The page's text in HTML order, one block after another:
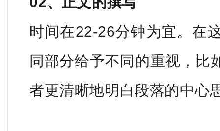
时间在22-26分钟为宜。在
同部分给予不同的重视，比
者更清晰地明白段落的中心